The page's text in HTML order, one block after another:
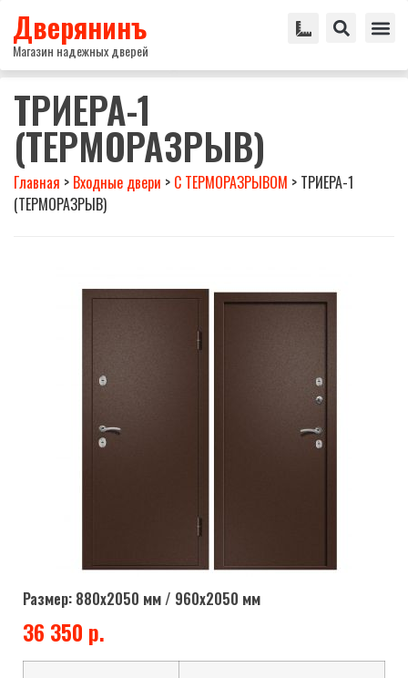
Дверянинъ
Магазин надежных дверей
ТРИЕРА-1
(ТЕРМОРАЗРЫВ)
Главная > Входные двери > С ТЕРМОРАЗРЫВОМ > ТРИЕРА-1
(ТЕРМОРАЗРЫВ)
Размер: 880х2050 мм / 960х2050 мм
36 350 р.